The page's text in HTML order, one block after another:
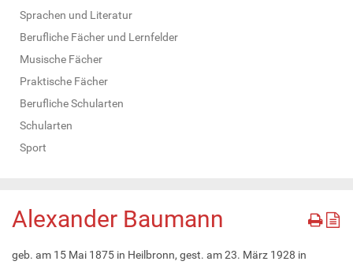
Sprachen und Literatur
Berufliche Fächer und Lernfelder
Musische Fächer
Praktische Fächer
Berufliche Schularten
Schularten
Sport
Alexander Baumann
geb. am 15 Mai 1875 in Heilbronn, gest. am 23. März 1928 in